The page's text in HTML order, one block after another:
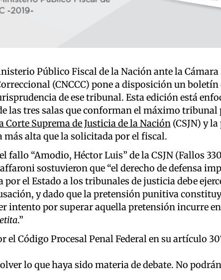
Público Fiscal de la Nación ante la
(CNCCC) pone a disposición un boletín
de ese tribunal. Esta edición está
las tres salas que conforman el máximo
Suprema de Justicia de la Nación(CSJN) y
más alta que la solicitada por el fiscal.
fallo “Amodio, Héctor Luis” de la CSJN (Fallos
sostuvieron que “el derecho de defensa
el Estado a los tribunales de justicia debe
y dado que la pretensión punitiva
intento por superar aquella pretensión incurre
.”
el Código Procesal Penal Federal en su artículo
lo que haya sido materia de debate. No